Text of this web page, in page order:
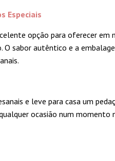
Especiais
opção para oferecer
O sabor autêntico e a
e leve para casa um
ocasião num momento